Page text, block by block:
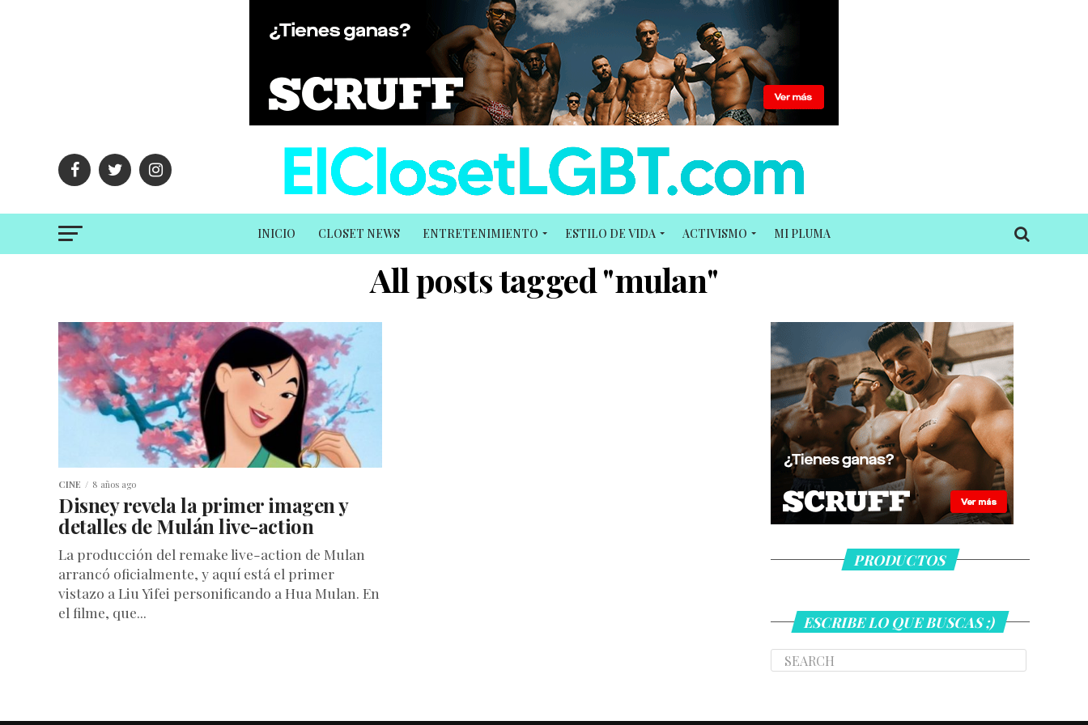
INICIO CLOSET NEWS ENTRETENIMIENTO ESTILO DE VIDA ACTIVISMO MI PLUMA
All posts tagged "mulan"
CINE 8 años ago
Disney revela la primer imagen y
detalles de Mulán live-action
La producción del remake live-action de Mulan
arrancó oficialmente, y aquí está el primer
vistazo a Liu Yifei personificando a Hua Mulan. En
el filme, que...
PRODUCTOS
ESCRIBE LO QUE BUSCAS ;)